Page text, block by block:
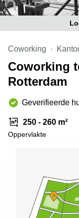
space
Breda
Coworking
in Arnhem
Coworking
Hilversum
Coworking
space
Zwolle
Kantoor
Hengelo
Coworking
Coworking
Rotterdam
Geverifieerde
250 - 260 m²
Oppervlakte